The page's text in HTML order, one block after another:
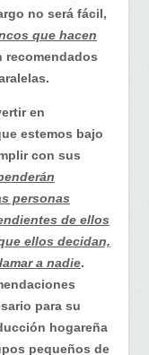
no será fácil,
que hacen
recomendados
en
estemos bajo
con sus
personas
de ellos
ellos decidan,
a nadie.
para su
hogareña
pequeños de